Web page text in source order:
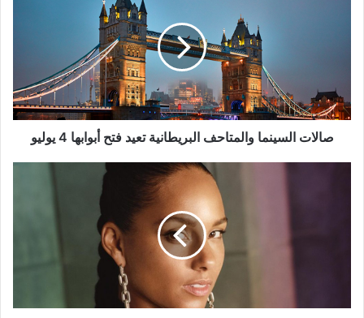
4
يوليو
صالات السينما والمتاحف البريطانية تعيد فتح أبوابها 4 يوليو
روح